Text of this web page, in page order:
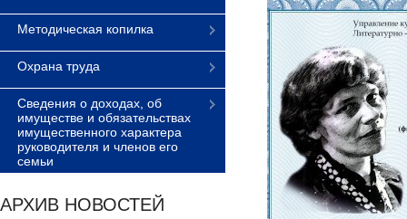
Методическая копилка
Охрана труда
Сведения о доходах, об
имуществе и обязательствах
имущественного характера
руководителя и членов его
семьи
АРХИВ НОВОСТЕЙ